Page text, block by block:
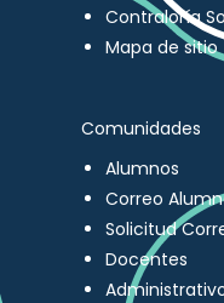
Contraloría
Mapa de sitio
Comunidades
Alumnos
Correo
Solicitud
Docentes